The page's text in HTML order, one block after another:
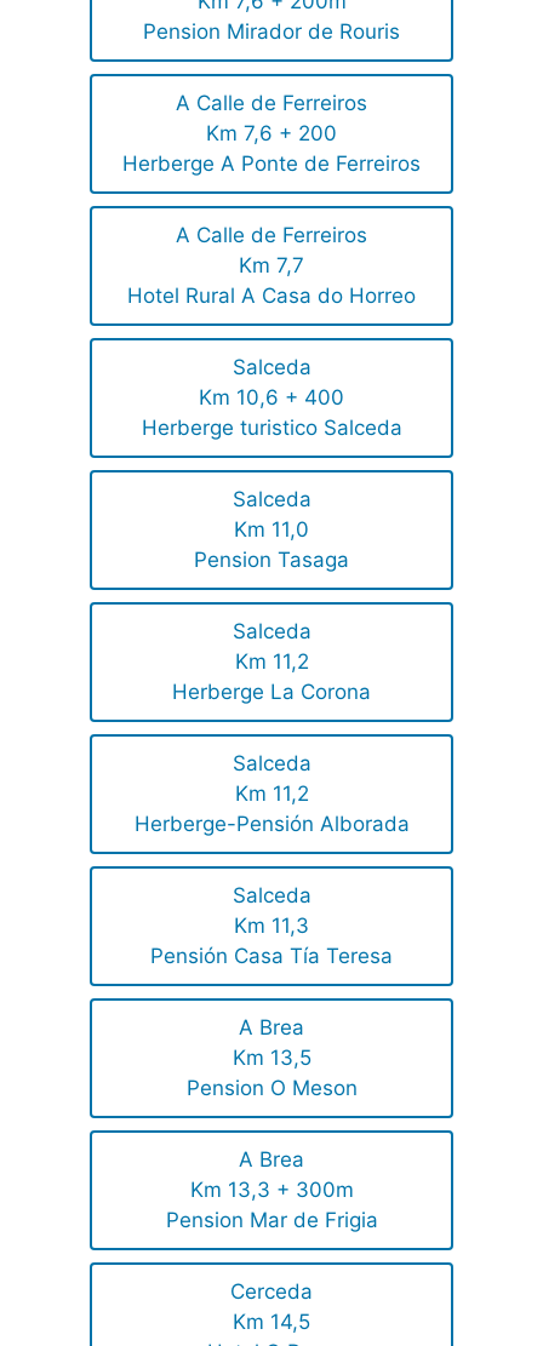
Pension Mirador de Rouris
A Calle de Ferreiros
Km 7,6 + 200
Herberge A Ponte de Ferreiros
A Calle de Ferreiros
Km 7,7
Hotel Rural A Casa do Horreo
Salceda
Km 10,6 + 400
Herberge turistico Salceda
Salceda
Km 11,0
Pension Tasaga
Salceda
Km 11,2
Herberge La Corona
Salceda
Km 11,2
Herberge-Pensión Alborada
Salceda
Km 11,3
Pensión Casa Tía Teresa
A Brea
Km 13,5
Pension O Meson
A Brea
Km 13,3 + 300m
Pension Mar de Frigia
Cerceda
Km 14,5